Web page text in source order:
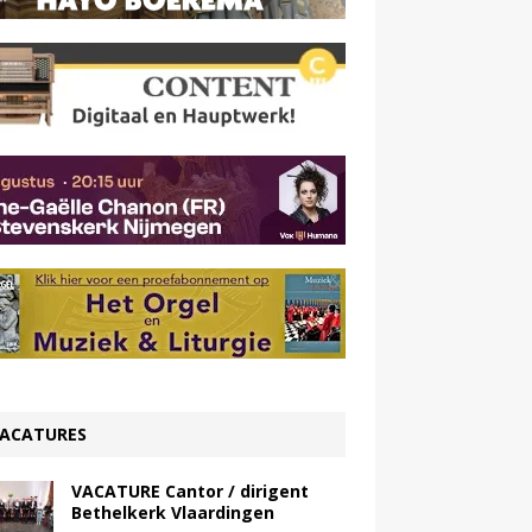
VACATURE Cantor / dirigent
Bethelkerk Vlaardingen